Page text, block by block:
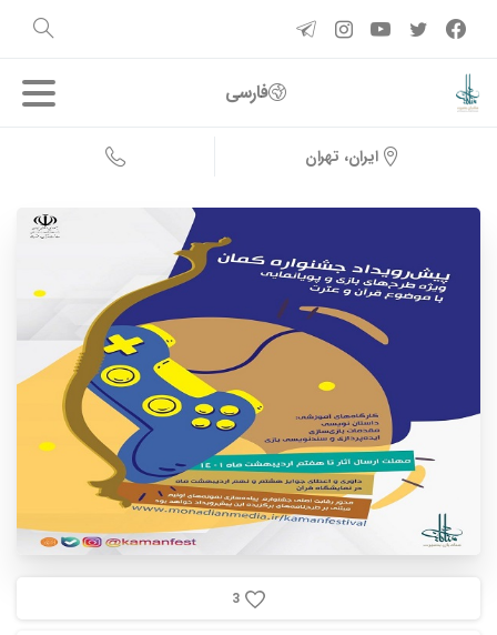
فارسی
ایران، تهران
3